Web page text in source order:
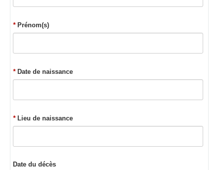
*Prénom(s)
*Date de naissance
*Lieu de naissance
Date du décès